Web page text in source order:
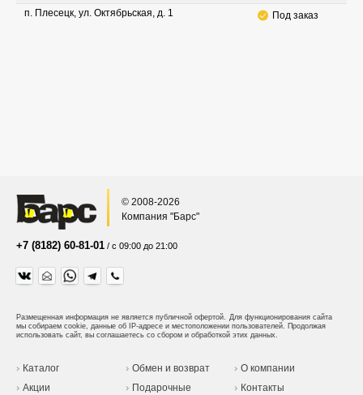
п. Плесецк, ул. Октябрьская, д. 1
Под заказ
© 2008-2026
Компания "Барс"
+7 (8182) 60-81-01 / с 09:00 до 21:00
Размещенная информация не является публичной офертой. Для функционирования сайта
мы собираем cookie, данные об IP-адресе и местоположении пользователей. Продолжая
использовать сайт, вы соглашаетесь со сбором и обработкой этих данных.
Каталог
Акции
Обмен и возврат
Подарочные
О компании
Контакты